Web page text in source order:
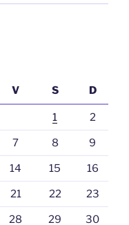
V S D
1 2
7 8 9
14 15 16
21 22 23
28 29 30